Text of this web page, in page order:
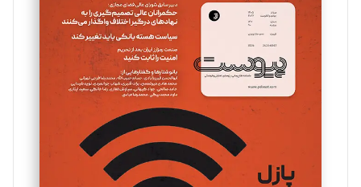
سروش کرمیان
تحریریه
مینا پاکدل
یسنا امان‌پور